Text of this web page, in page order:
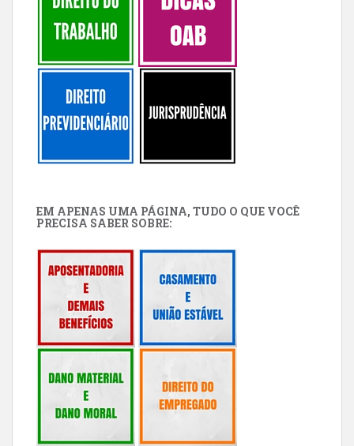
EM APENAS UMA PÁGINA, TUDO O QUE VOCÊ
PRECISA SABER SOBRE: